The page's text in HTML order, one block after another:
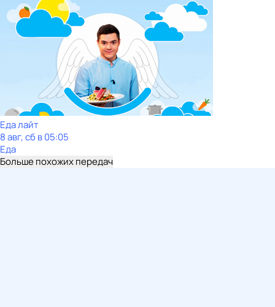
Еда лайт
8 авг, сб в 05:05
Еда
Больше похожих передач